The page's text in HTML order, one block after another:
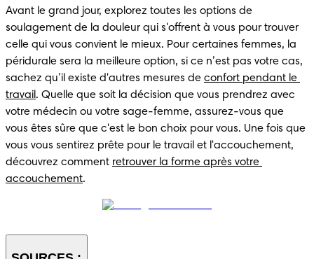
Avant le grand jour, explorez toutes les options de
soulagement de la douleur qui s'offrent à vous pour trouver
celle qui vous convient le mieux. Pour certaines femmes, la
péridurale sera la meilleure option, si ce n’est pas votre cas,
sachez qu’il existe d'autres mesures de confort pendant le
travail . Quelle que soit la décision que vous prendrez avec
votre médecin ou votre sage-femme, assurez-vous que
vous êtes sûre que c'est le bon choix pour vous. Une fois que
vous vous sentirez prête pour le travail et l'accouchement,
découvrez comment retrouver la forme après votre
accouchement